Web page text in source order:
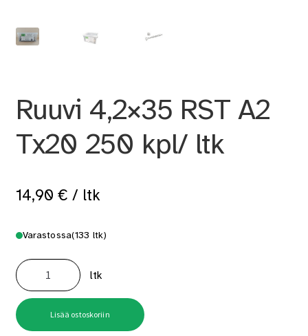
Ruuvi 4,2×35 RST A2
Tx20 250 kpl/ ltk
14,90 € / ltk
Varastossa(133 ltk)
Ruuvi
4,2x35
RST
A2
Tx20
250
kpl/
ltk
määrä
ltk
Lisää ostoskoriin